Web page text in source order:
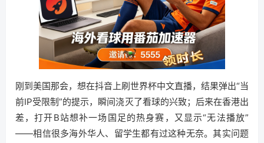
刚到美国那会，想在抖音上刷世界杯中文直播，结果弹出“当
前IP受限制”的提示，瞬间浇灭了看球的兴致；后来在香港出
差，打开B站想补一场国足的热身赛，又显示“无法播放”
——相信很多海外华人、留学生都有过这种无奈。其实问题